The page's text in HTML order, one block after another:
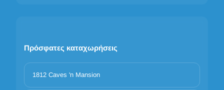
Πρόσφατες καταχωρήσεις
1812 Caves 'n Mansion